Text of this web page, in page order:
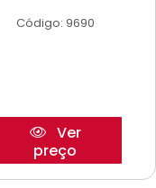
Código: 9690
Ver
preço